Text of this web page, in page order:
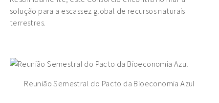
solução para a escassez global de recursos naturais
terrestres.
Reunião Semestral do Pacto da Bioeconomia Azul